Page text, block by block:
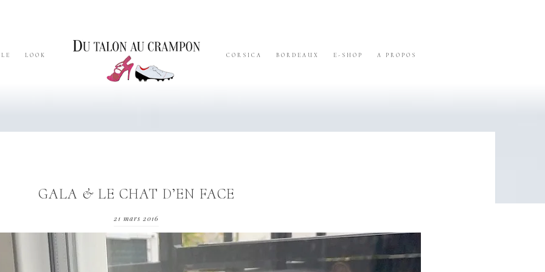
LOOK CORSICA BORDEAUX E-SHOP A PROPOS
GALA & LE CHAT D’EN FACE
21 mars 2016